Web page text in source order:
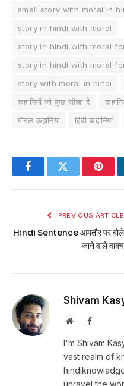
small story with moral in
story in hindi with moral
story in hindi with moral
story in hindi with moral
story with moral in hindi
कहानियाँ जो कुछ सीखा दें
मोरल कहानिया
हिंदी कहानिया
FacebookTwitter
PREVIOUS ARTICLE
Hindi Sentence आमतौर पर बोले
जाने वाले वाक्य
Shivam
WebsiteFacebook
I'm Shivam
vast realm of